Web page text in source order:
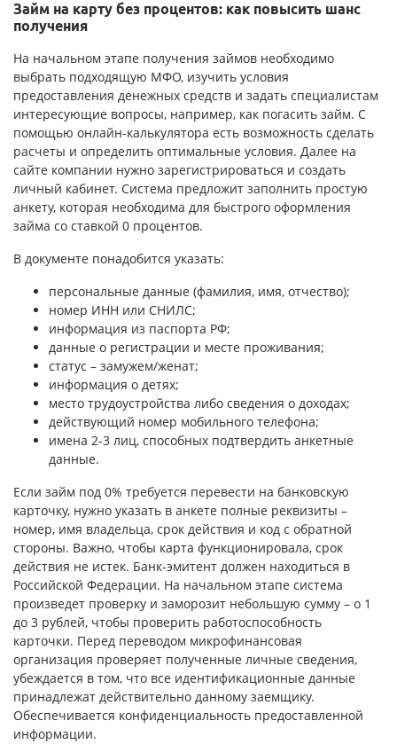
Займ на карту без процентов: как повысить шанс
получения
На начальном этапе получения займов необходимо
выбрать подходящую МФО, изучить условия
предоставления денежных средств и задать специалистам
интересующие вопросы, например, как погасить займ. С
помощью онлайн-калькулятора есть возможность сделать
расчеты и определить оптимальные условия. Далее на
сайте компании нужно зарегистрироваться и создать
личный кабинет. Система предложит заполнить простую
анкету, которая необходима для быстрого оформления
займа со ставкой 0 процентов.
В документе понадобится указать:
персональные данные (фамилия, имя, отчество);
номер ИНН или СНИЛС;
информация из паспорта РФ;
данные о регистрации и месте проживания;
статус – замужем/женат;
информация о детях;
место трудоустройства либо сведения о доходах;
действующий номер мобильного телефона;
имена 2-3 лиц, способных подтвердить анкетные
данные.
Если займ под 0% требуется перевести на банковскую
карточку, нужно указать в анкете полные реквизиты –
номер, имя владельца, срок действия и код с обратной
стороны. Важно, чтобы карта функционировала, срок
действия не истек. Банк-эмитент должен находиться в
Российской Федерации. На начальном этапе система
произведет проверку и заморозит небольшую сумму – о 1
до 3 рублей, чтобы проверить работоспособность
карточки. Перед переводом микрофинансовая
организация проверяет полученные личные сведения,
убеждается в том, что все идентификационные данные
принадлежат действительно данному заемщику.
Обеспечивается конфиденциальность предоставленной
информации.